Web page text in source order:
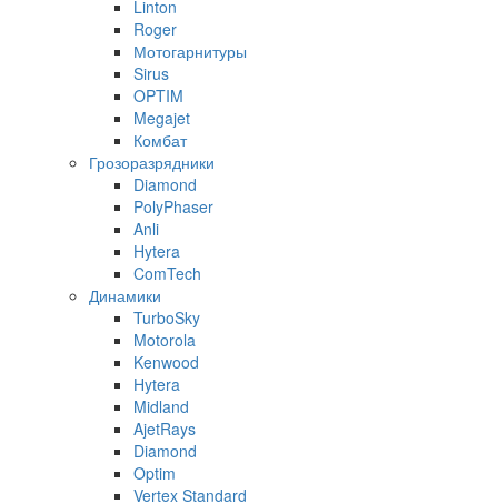
Linton
Roger
Мотогарнитуры
Sirus
OPTIM
Megajet
Комбат
Грозоразрядники
Diamond
PolyPhaser
Anli
Hytera
ComTech
Динамики
TurboSky
Motorola
Kenwood
Hytera
Midland
AjetRays
Diamond
Optim
Vertex Standard